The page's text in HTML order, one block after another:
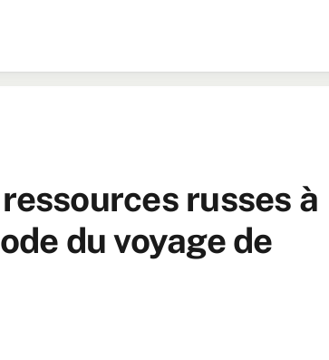
russes à
du voyage de